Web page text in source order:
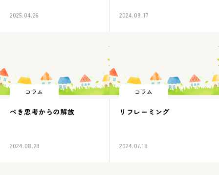
2025.04.26 2024.09.17
コラム
べき思考からの解放
2024.08.29
コラム
リフレーミング
2024.07.18